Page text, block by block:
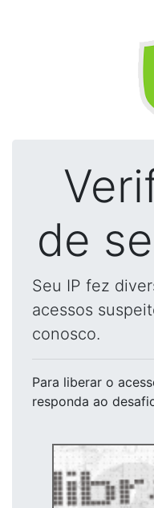
de
Seu IP fez
acessos
conosco.
Para liberar o
responda ao